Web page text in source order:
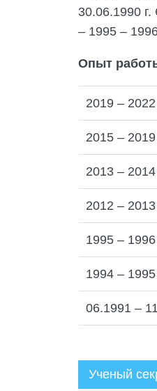
30.06.1990
– 1995 –
Опыт
2019 – 2022
2015 – 2019
2013 – 2014
2012 – 2013
1995 – 1996
1994 – 1995
06.1991 –
Ученый